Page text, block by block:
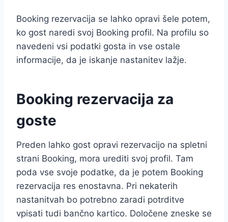
Booking rezervacija se lahko opravi šele potem,
ko gost naredi svoj Booking profil. Na profilu so
navedeni vsi podatki gosta in vse ostale
informacije, da je iskanje nastanitev lažje.
Booking rezervacija za
goste
Preden lahko gost opravi rezervacijo na spletni
strani Booking, mora urediti svoj profil. Tam
poda vse svoje podatke, da je potem Booking
rezervacija res enostavna. Pri nekaterih
nastanitvah bo potrebno zaradi potrditve
vpisati tudi bančno kartico. Določene zneske se